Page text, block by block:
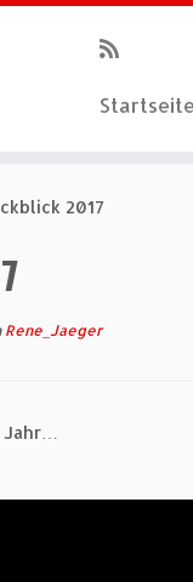
Startseite
2017
Rene_Jaeger